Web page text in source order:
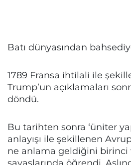
Batı dünyasından
1789 Fransa ihtilali ile
Trump’un açıklamaları
döndü.
Bu tarihten sonra ‘üniter
anlayışı ile şekillenen
ne anlama geldiğini birinci
savaşlarında öğrendi.